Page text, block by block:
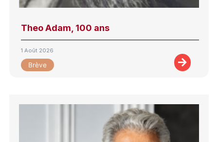
Theo Adam, 100 ans
1 Août 2026
Brève